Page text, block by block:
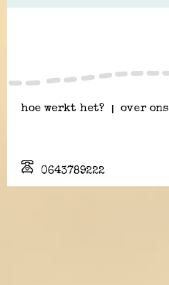
hoe werkt het? over ons
0643789222